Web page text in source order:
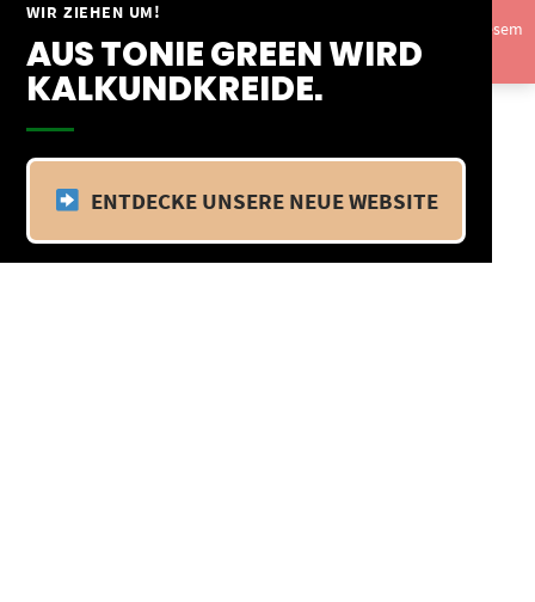
WIR ZIEHEN UM!
AUS TONIE GREEN WIRD
KALKUNDKREIDE.
ENTDECKE UNSERE NEUE WEBSITE
Springe
Inhalt
Vom 09.04.25 - 20.04.25 befinden wir uns im Betriebsurlaub. In diesem
Zeitraum findet kein Versand statt.Ausblenden